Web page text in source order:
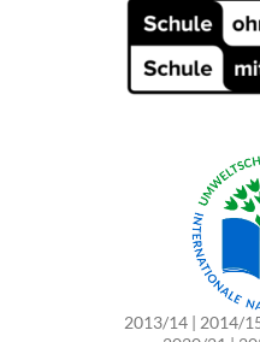
2013/14 | 2014/